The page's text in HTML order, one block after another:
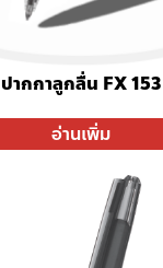
ปากกาลูกลื่น FX 153
อ่านเพิ่ม